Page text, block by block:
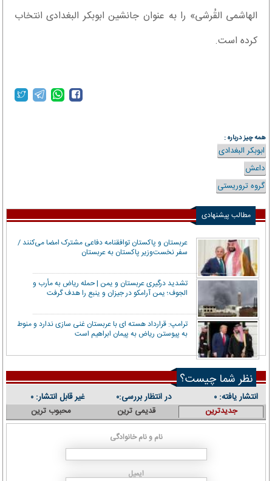
الهاشمی القُرشی» را به عنوان جانشین ابوبکر البغدادی انتخاب
کرده است.
همه چیز درباره :
ابوبکر البغدادی
داعش
گروه تروریستی
مطالب پیشنهادی
عربستان و پاکستان توافقنامه دفاعی مشترک امضا می‌کنند /
سفر نخست‌وزیر پاکستان به عربستان
تشدید درگیری عربستان و یمن | حمله ریاض به مأرب و
الجوف؛ یمن آرامکو در جیزان و ینبع را هدف گرفت
ترامپ: قرارداد هسته ای با عربستان غنی سازی ندارد و منوط
به پیوستن ریاض به پیمان ابراهیم است
نظر شما چیست؟
انتشار یافته: ۰ در انتظار بررسی:۰ غیر قابل انتشار: ۰
جدیدترین قدیمی ترین محبوب ترین
نام و نام خانوادگی
ایمیل